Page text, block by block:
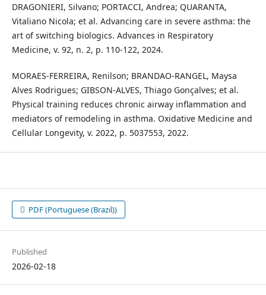
DRAGONIERI, Silvano; PORTACCI, Andrea; QUARANTA,
Vitaliano Nicola; et al. Advancing care in severe asthma: the
art of switching biologics. Advances in Respiratory
Medicine, v. 92, n. 2, p. 110-122, 2024.
MORAES-FERREIRA, Renilson; BRANDAO-RANGEL, Maysa
Alves Rodrigues; GIBSON-ALVES, Thiago Gonçalves; et al.
Physical training reduces chronic airway inflammation and
mediators of remodeling in asthma. Oxidative Medicine and
Cellular Longevity, v. 2022, p. 5037553, 2022.
PDF (Portuguese (Brazil))
Published
2026-02-18